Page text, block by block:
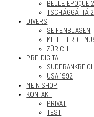
BELLE EPOQUE
TSCHÄGGÄTTÄ
DIVERS
SEIFENBLASEN
MITTELERDE-
ZÜRICH
PRE-DIGITAL
USA 1992
MEIN SHOP
KONTAKT
PRIVAT
TEST